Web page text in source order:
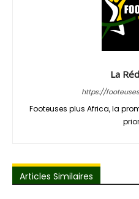
La
https://
Footeuses plus Africa, la
Articles Similaires